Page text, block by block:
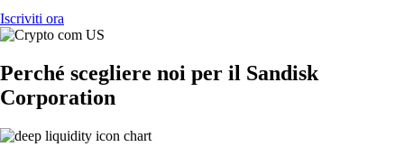
Iscriviti ora
Perché scegliere noi per il Sandisk
Corporation